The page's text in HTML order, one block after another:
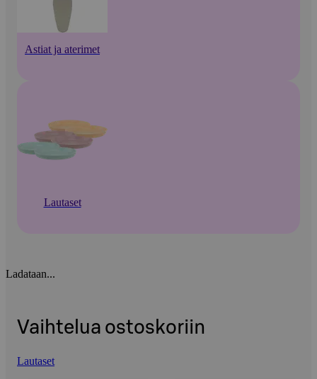
Astiat ja aterimet
Lautaset
Ladataan...
Vaihtelua ostoskoriin
Lautaset